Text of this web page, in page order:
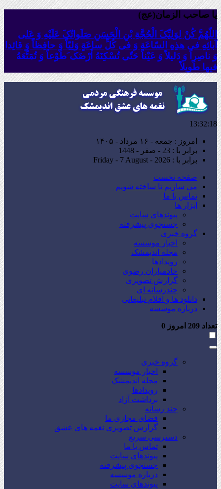
یا صاحب الزمان(عج)
اللّهُمَّ کُنْ لِوَلِیِّکَ الْحُجَّةِ بْنِ الْحَسَنِ صَلَواتُکَ عَلَیْهِ وَ عَلى
آبائِهِ فی هذِهِ السّاعَةِ وَ فی کُلِّ ساعَةٍ وَلِیّاً وَ حافِظاً وَ قائِدا
‏وَ ناصِراً وَ دَلیلاً وَ عَیْناً حَتّى تُسْکِنَهُ أَرْضَک َطَوْعاً وَ تُمَتِّعَهُ
فیها طَویلاً
13:32:19
امروز : جمعه - ۱۶ مرداد - ۱۴۰۵
برابر با : 23 - صفر - 1448
برابر با : Friday - 7 August - 2026
صفحه نخست
می سازیم تا ساخته شویم
تماس با ما
ابزار ها
پیوندهای سایت
جستجوی پیشرفته
گروه خبری
اخبار موسسه
مجله اندیمشک
رویدادها
خادمیاران رضوی
گزارش تصویری
چندرسانه ای
دانلود ها و اقلام تبلیغاتی
درباره موسسه
تعداد امروز 0
گروه خبری
اخبار موسسه
مجله اندیمشک
رویدادها
برداشت آزاد
چند رسانه
فضای مجازی ما
گزارش تصویری نغمه های عشق
دسترسی سریع
تماس با ما
پیوندهای سایت
جستجوی پیشرفته
درباره موسسه
پیوندهای سایت